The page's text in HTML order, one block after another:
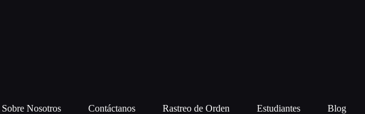
Sobre Nosotros Contáctanos Rastreo de Orden Estudiantes Blog